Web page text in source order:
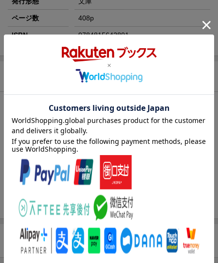
ページ数 408p
ISBN 9784815642891
内容紹介（JPROより）
※供給数量に限りがあります。確実に入手するには、2026/10/23
までにご予約ください。
ダンまち本編第22弾（特装版付き）。
「『黒竜』討伐最後の鍵はーー彼だ」
シリーズ累計2000万部を超えるメガヒットライトノベル最新作！
著者・大森藤ノ書き下ろしSS付き
商品レビュー